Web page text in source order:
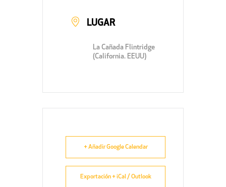
LUGAR
La Cañada Flintridge
(California. EEUU)
+ Añadir Google Calendar
Exportación + iCal / Outlook